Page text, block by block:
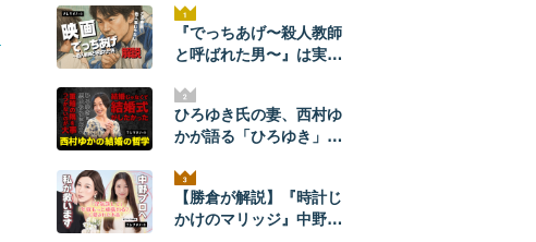
『でっちあげ〜殺人教師
と呼ばれた男〜』は実
タ事件の全貌とあらすじ
ひろゆき氏の妻、西村ゆ
かが語る「ひろゆき」と
まで。ひろゆきからは
「毎朝メッセージが来
た」。【結婚の哲学】
【勝倉が解説】『時計じ
かけのマリッジ』中野あ